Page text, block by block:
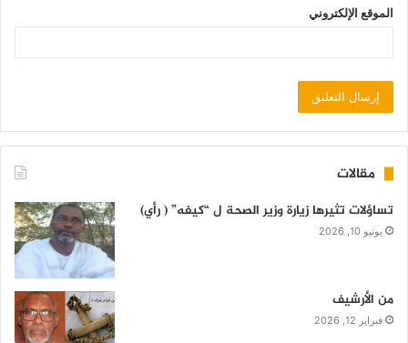
الموقع الإلكتروني
مقالات
تساؤلات تثيرها زيارة وزير الصحة ل “كيفه” ( رأي)
يونيو 10, 2026
من الأرشيف
فبراير 12, 2026